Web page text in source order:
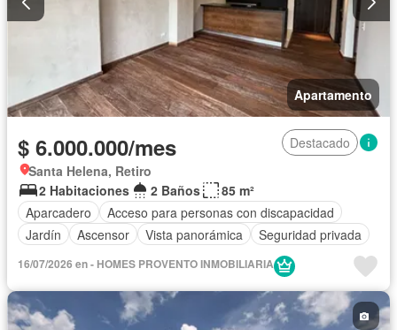
Apartamento
$ 6.000.000/mes
Destacado
Santa Helena, Retiro
2 Habitaciones
2 Baños
85 m²
Aparcadero
Acceso para personas con discapacidad
Jardín
Ascensor Vista panorámica Seguridad privada
16/07/2026 en - HOMES PROVENTO INMOBILIARIA